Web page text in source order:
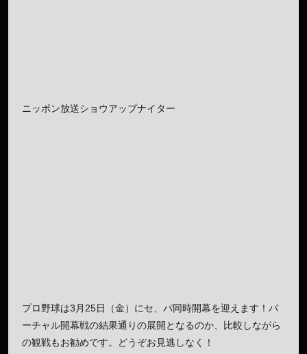
ニッポン放送ショウアップナイター
プロ野球は3月25日（金）にセ、パ同時開幕を迎えます！バ
ーチャル開幕戦の結果通りの展開となるのか、比較しながら
の観戦もお勧めです。どうぞお見逃しなく！